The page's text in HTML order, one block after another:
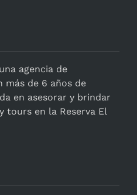
agencia de
de 6 años de
en asesorar y brindar
tours en la Reserva El